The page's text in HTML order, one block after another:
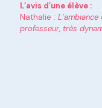
L’avis d’une élève :
Nathalie :
professeur, très